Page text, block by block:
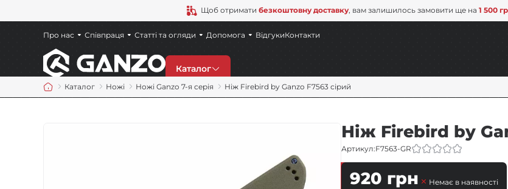
Щоб отримати безкоштовну доставку, вам залишилось замовити ще на 1 500
Каталог
Про нас Співпраця Статті та огляди Допомога ВідгукиКонтакти
Каталог Ножі Ножі Ganzo 7-я серія Ніж Firebird by Ganzo F7563 сірий
Ніж Firebird by
Артикул:F7563-GR
920 грн Немає в наявності